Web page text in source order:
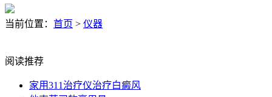
当前位置： 首页 > 仪器
阅读推荐
家用311治疗仪治疗白癜风